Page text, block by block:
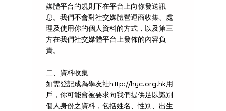
媒體平台的規則下在平台上向你發送訊
息。我們不會對社交媒體營運商收集、處
理及使用你的個人資料的方式，以及第三
方在我們社交媒體平台上發佈的內容負
責。
二、資料收集
如需登記成為學友社http://hyc.org.hk用
戶，你可能會被要求向我們提供足以識別
個人身份之資料，包括姓名、性別、出生